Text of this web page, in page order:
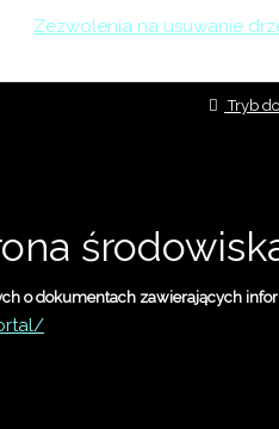
Tryb
Zezwolenia na usuwanie
o dokumentach zawierających